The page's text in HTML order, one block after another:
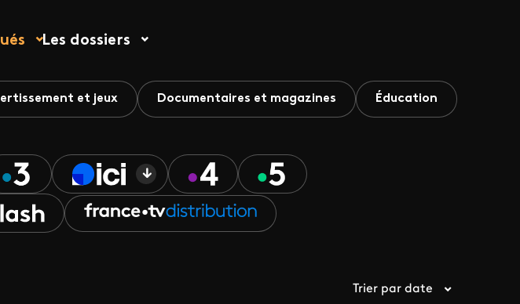
Les dossiers
et jeux Documentaires et magazines Éducation
Trier par date